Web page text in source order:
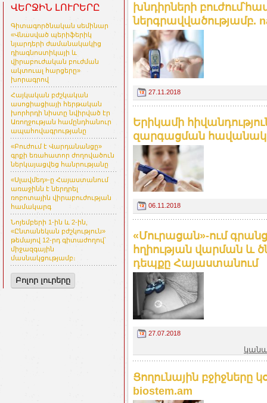
ՎԵՐՋԻՆ ԼՈՒՐԵՐԸ
Գիտագործնական սեմինար
«Վնասված պերիֆերիկ
նյարդերի ժամանակակից
դիագնոստիկայի և
վիրաբուժական բուժման
ակտուալ հարցերը»
խորագրով
Հայկական բժշկական
ասոցիացիայի հերթական
խորհրդի նիստը նվիրված էր
Առողջության համընդհանուր
ապահովագրությանը
«Բուժում է Վարդանանցը»
գրքի եռահատոր ժողովածուն
ներկայացվեց հանրությանը
«Սլավմեդ»-ը Հայաստանում
առաջինն է ներդրել
ռոբոտային վիրաբուժության
համակարգ
Նոյեմբերի 1-ին և 2-ին,
«Ընտանեկան բժշկություն»
թեմայով 12-րդ գիտաժողով՝
միջազգային
մասնակցությամբ։
Բոլոր լուրերը
խնդիրների
ներգրավվածությամբ.
27.11.2018
Երիկամի
զարգացման
06.11.2018
«Մուրացան»-ում
հղիության վարման և
դեպքը Հայաստանում
27.07.2018
Ցողունային
biostem.am